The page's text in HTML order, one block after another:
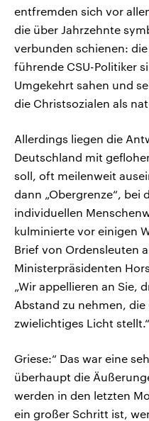
entfremden sich vor
die über Jahrzehnte
verbunden schienen:
führende CSU-Politiker
Umgekehrt sahen und
die Christsozialen als
Allerdings liegen die
Deutschland mit
soll, oft meilenweit
dann „Obergrenze“, bei
individuellen
kulminierte vor einigen
Brief von Ordensleuten
Ministerpräsidenten
„Wir appellieren an Sie,
Abstand zu nehmen,
zwielichtiges Licht stellt.“
Griese:“ Das war eine
überhaupt die
werden in den letzten
ein großer Schritt ist,